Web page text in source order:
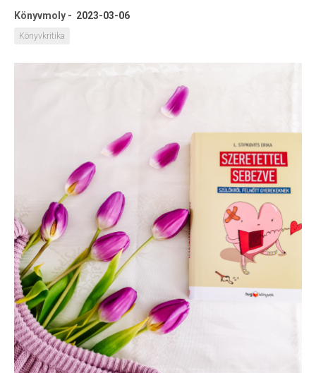
Olvasó sarok
Könyvmoly - 2023-03-06
Könyvkritika